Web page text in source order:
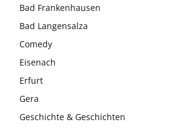
Bad Frankenhausen
Bad Langensalza
Comedy
Eisenach
Erfurt
Gera
Geschichte & Geschichten